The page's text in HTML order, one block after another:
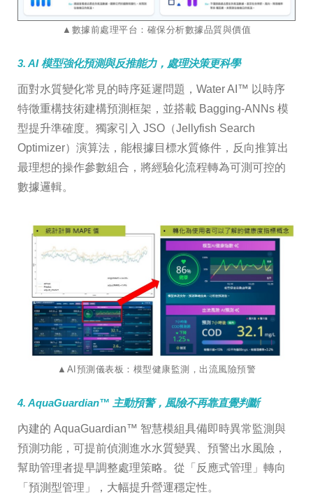
▲數據前處理平台：確保分析數據品質與價值
3. AI 模型強化預測與反推能力，處理決策更科學
面對水質變化常見的時序延遲問題，Water AI™ 以時序
特徵重構技術建構預測框架，並搭載 Bagging-ANNs 模
型提升準確度。獨家引入 JSO（Jellyfish Search
Optimizer）演算法，能根據目標水質條件，反向推算出
最理想的操作參數組合，將經驗化流程轉為可測可控的
數據邏輯。
​​​​​​​▲AI預測儀表板：模型健康監測，出流風險預警
4. AquaGuardian™ 主動預警，風險不再靠直覺判斷
內建的 AquaGuardian™ 智慧模組具備即時異常監測與
預測功能，可提前偵測進水水質變異、預警出水風險，
幫助管理者提早調整處理策略。從「反應式管理」轉向
「預測型管理」，大幅提升營運穩定性。